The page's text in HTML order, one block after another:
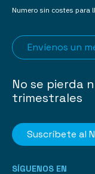
Numero sin costes para
Envíenos un
No se pierda
trimestrales
Suscríbete al
SÍGUENOS EN